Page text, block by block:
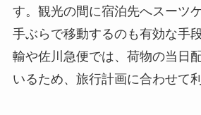
す。観光の間に宿泊先へスーツ
手ぶらで移動するのも有効な手
輸や佐川急便では、荷物の当日
いるため、旅行計画に合わせて